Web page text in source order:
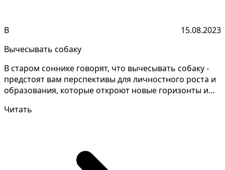
В
15.08.2023
Вычесывать собаку
В старом соннике говорят, что вычесывать собаку -
предстоят вам перспективы для личностного роста и
образования, которые откроют новые горизонты и
Читать